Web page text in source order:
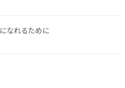
なれるために